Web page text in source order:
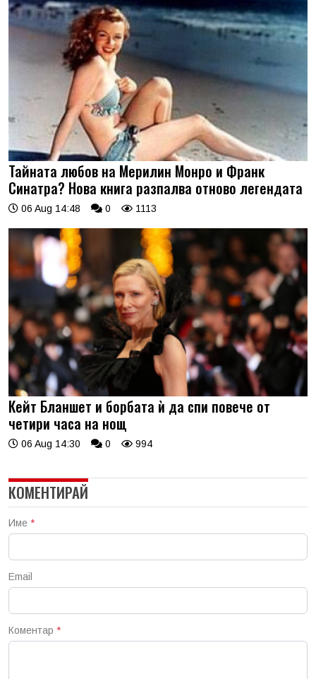
Тайната любов на Мерилин Монро и Франк
Синатра? Нова книга разпалва отново легендата
06 Aug 14:48 0 1113
Кейт Бланшет и борбата ѝ да спи повече от
четири часа на нощ
06 Aug 14:30 0 994
КОМЕНТИРАЙ
Име *
Email
Коментар *